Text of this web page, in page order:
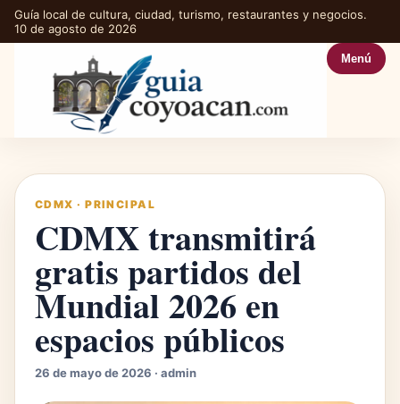
Guía local de cultura, ciudad, turismo, restaurantes y negocios.
10 de agosto de 2026
Menú
CDMX ·PRINCIPAL
CDMX transmitirá
gratis partidos del
Mundial 2026 en
espacios públicos
26 de mayo de 2026 · admin